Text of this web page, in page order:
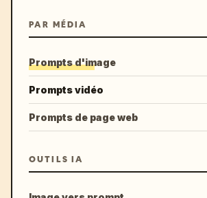
PAR MÉDIA
Prompts d'image
Prompts vidéo
Prompts de page web
OUTILS IA